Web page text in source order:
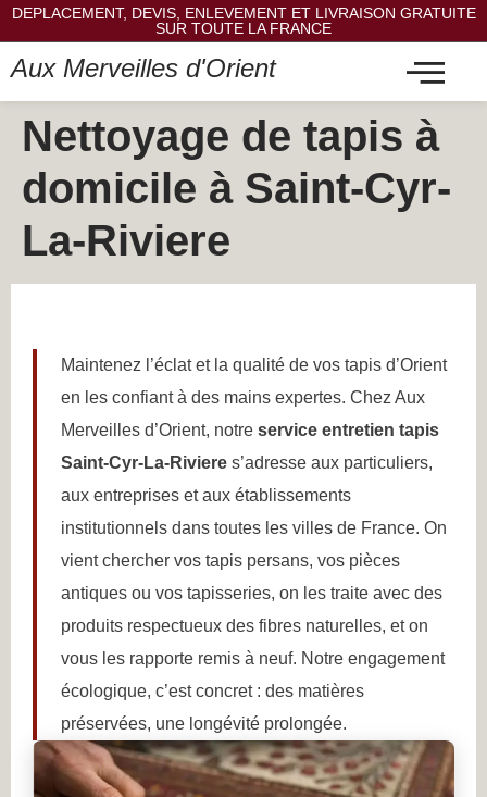
DEPLACEMENT, DEVIS, ENLEVEMENT ET LIVRAISON GRATUITE
SUR TOUTE LA FRANCE
Aux Merveilles d'Orient
Nettoyage de tapis à
domicile à Saint-Cyr-
La-Riviere
Maintenez l’éclat et la qualité de vos tapis d’Orient
en les confiant à des mains expertes. Chez Aux
Merveilles d’Orient, notre service entretien tapis
Saint-Cyr-La-Riviere s’adresse aux particuliers,
aux entreprises et aux établissements
institutionnels dans toutes les villes de France. On
vient chercher vos tapis persans, vos pièces
antiques ou vos tapisseries, on les traite avec des
produits respectueux des fibres naturelles, et on
vous les rapporte remis à neuf. Notre engagement
écologique, c’est concret : des matières
préservées, une longévité prolongée.